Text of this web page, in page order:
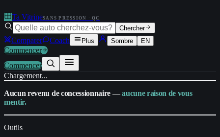
Ta VitrineSANS PRESSION · QC
Chercher
Comparer Coach Plus Sombre EN
Commencer
Commencer
Chargement...
Aucun revenu de concessionnaire — aucune raison de vous
mentir.
Outils